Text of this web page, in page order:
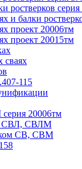
серия
балки
проект 20006тм
проект 20015тм
сваях
115
20006тм
СВЛ, СВЛМ
СВ, СВМ